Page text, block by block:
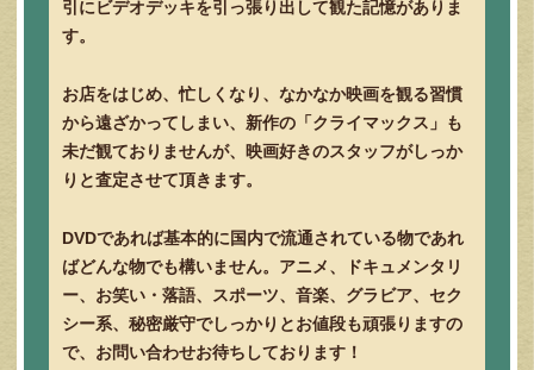
引にビデオデッキを引っ張り出して観た記憶がありま
す。
お店をはじめ、忙しくなり、なかなか映画を観る習慣
から遠ざかってしまい、新作の「クライマックス」も
未だ観ておりませんが、映画好きのスタッフがしっか
りと査定させて頂きます。
DVDであれば基本的に国内で流通されている物であれ
ばどんな物でも構いません。アニメ、ドキュメンタリ
ー、お笑い・落語、スポーツ、音楽、グラビア、セク
シー系、秘密厳守でしっかりとお値段も頑張りますの
で、お問い合わせお待ちしております！